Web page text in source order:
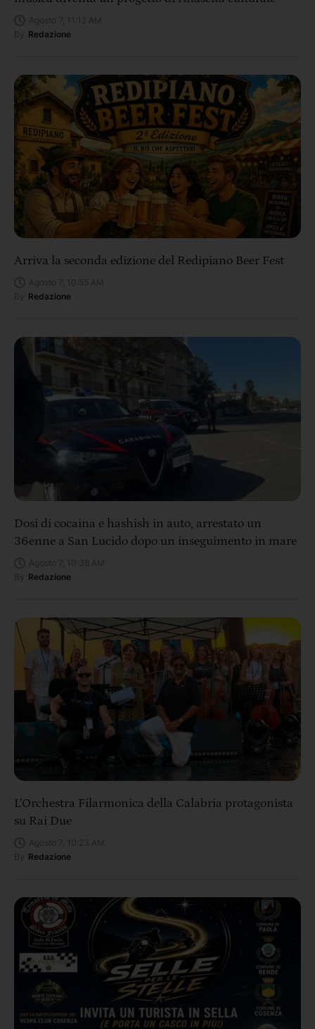
Redazione
Arriva la seconda edizione del Redipiano Beer Fest
Redazione
Dosi di cocaina e hashish in auto, arrestato un
36enne a San Lucido dopo un inseguimento in mare
Redazione
L’Orchestra Filarmonica della Calabria protagonista
su Rai Due
Redazione